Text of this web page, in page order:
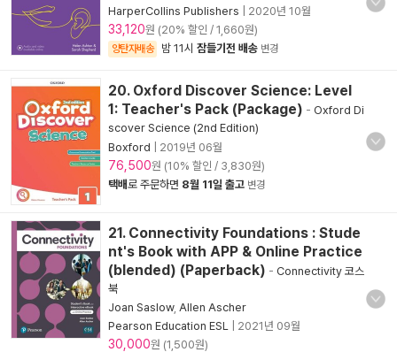
HarperCollins Publishers
2020년 10월
33,120원 (20% 할인 / 1,660원)
양탄자배송 밤 11시 잠들기전 배송 변경
20. Oxford Discover Science: Level
1: Teacher's Pack (Package) - Oxford Di
scover Science (2nd Edition)
Boxford
2019년 06월
76,500원 (10% 할인 / 3,830원)
택배로 주문하면 8월 11일 출고 변경
21. Connectivity Foundations : Stude
nt's Book with APP & Online Practice
(blended) (Paperback) - Connectivity 코스
북
Joan Saslow, Allen Ascher
Pearson Education ESL
2021년 09월
30,000원 (1,500원)